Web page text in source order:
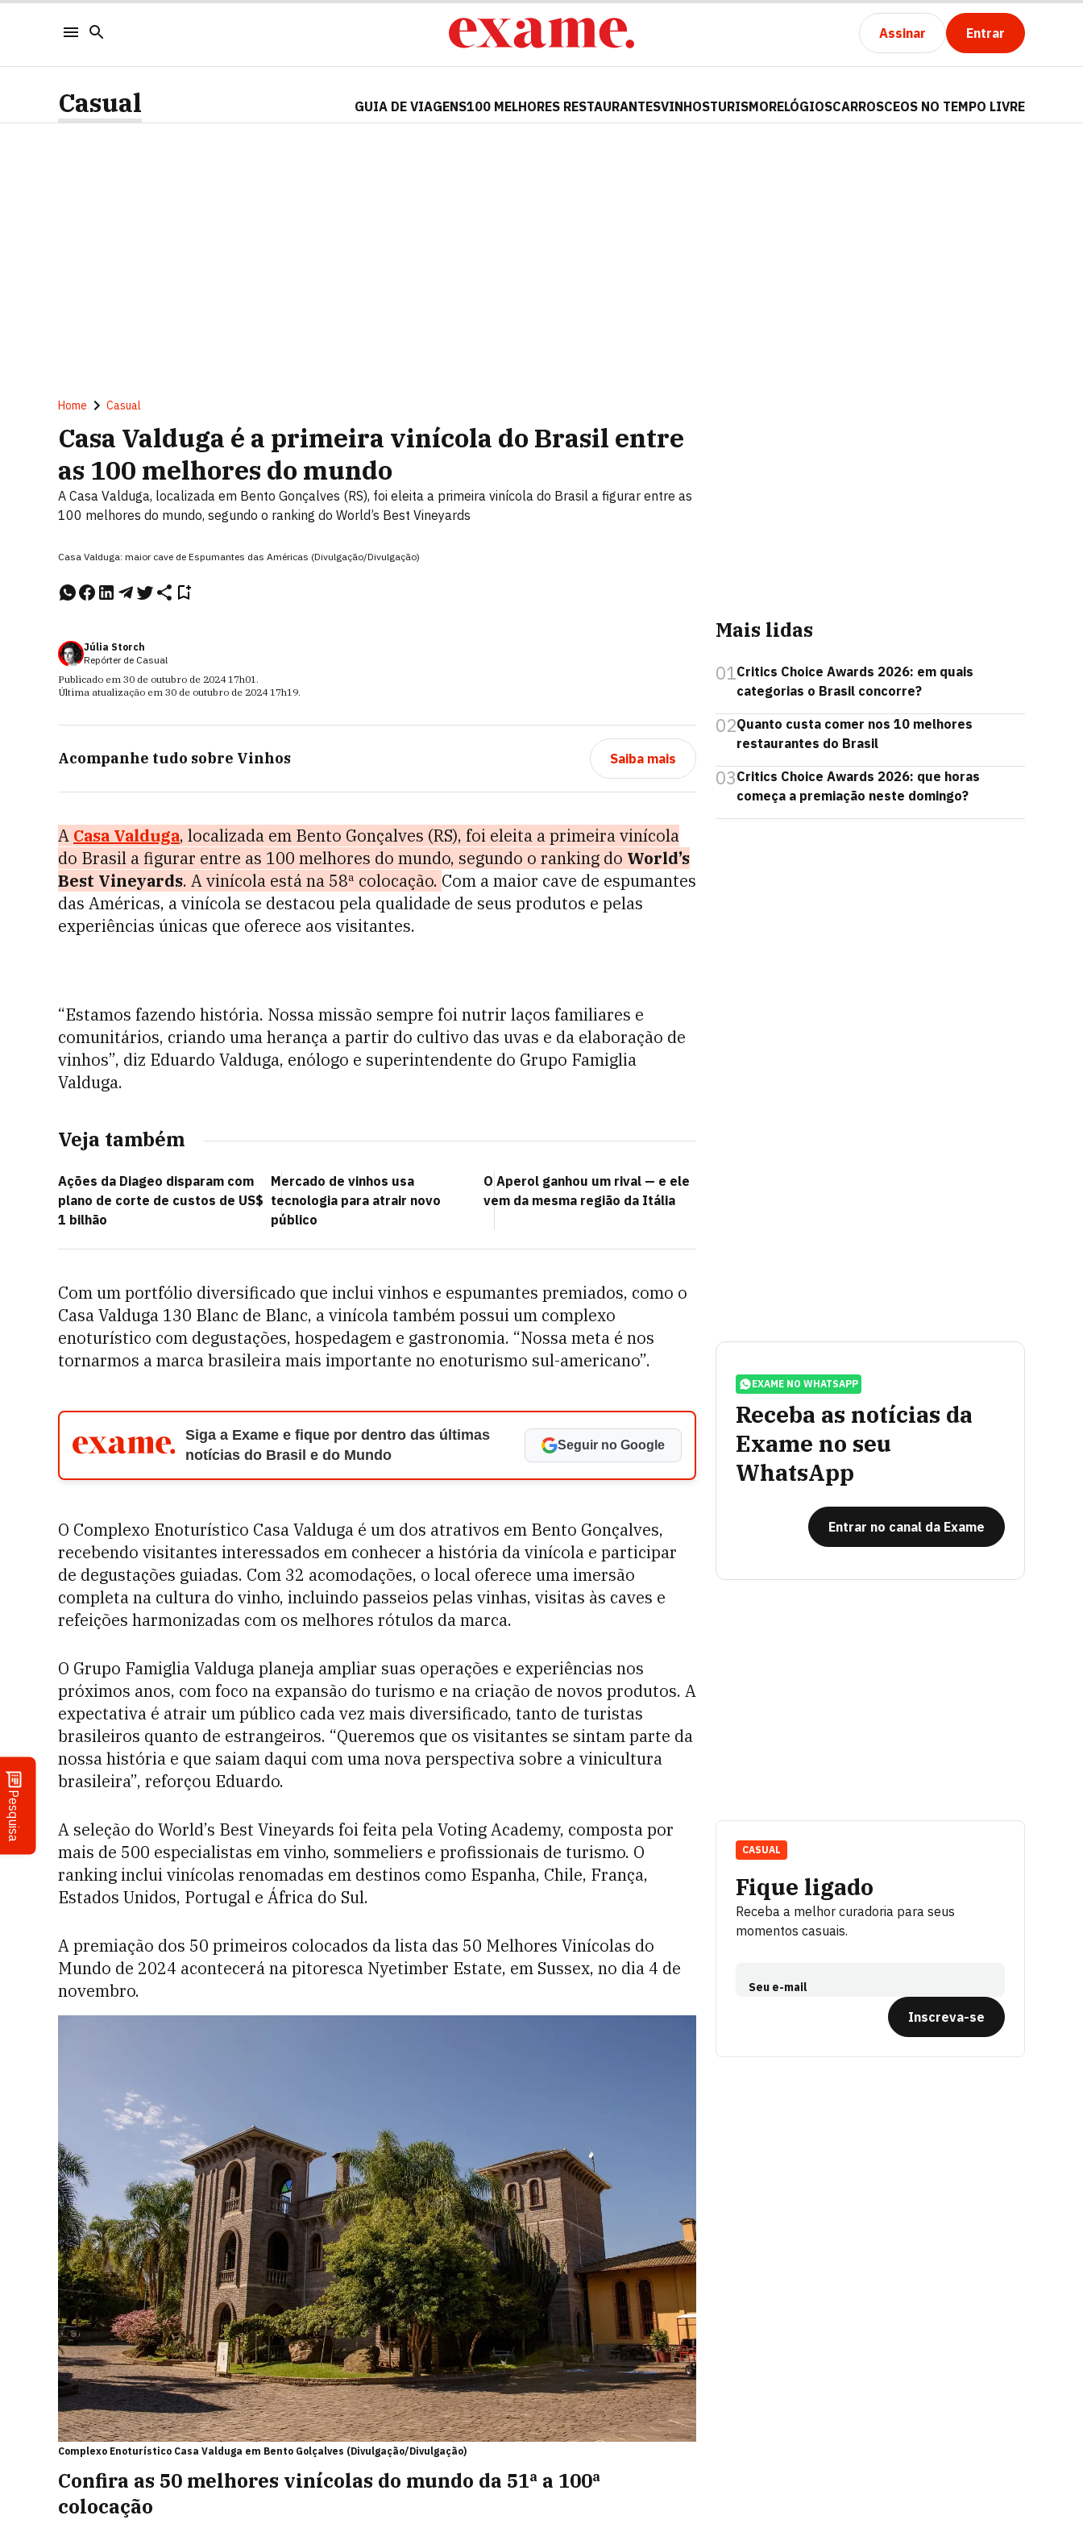
Assinar Entrar
Pesquisa
Casual GUIA DE VIAGENS100 MELHORES RESTAURANTESVINHOSTURISMORELÓGIOSCARROSCEOS NO TEMPO LIVRE
Home Casual
Casa Valduga é a primeira vinícola do Brasil entre
as 100 melhores do mundo
A Casa Valduga, localizada em Bento Gonçalves (RS), foi eleita a primeira vinícola do Brasil a figurar entre as
100 melhores do mundo, segundo o ranking do World’s Best Vineyards
Casa Valduga: maior cave de Espumantes das Américas (Divulgação/Divulgação)
Júlia Storch
Repórter de Casual
Publicado em 30 de outubro de 2024 17h01.
Última atualização em 30 de outubro de 2024 17h19.
Acompanhe tudo sobre Vinhos Saiba mais
A Casa Valduga, localizada em Bento Gonçalves (RS), foi eleita a primeira vinícola
do Brasil a figurar entre as 100 melhores do mundo, segundo o ranking do World’s
Best Vineyards. A vinícola está na 58ª colocação. Com a maior cave de espumantes
das Américas, a vinícola se destacou pela qualidade de seus produtos e pelas
experiências únicas que oferece aos visitantes.
“Estamos fazendo história. Nossa missão sempre foi nutrir laços familiares e
comunitários, criando uma herança a partir do cultivo das uvas e da elaboração de
vinhos”, diz Eduardo Valduga, enólogo e superintendente do Grupo Famiglia
Valduga.
Veja também
Ações da Diageo disparam com
plano de corte de custos de US$
1 bilhão
Mercado de vinhos usa
tecnologia para atrair novo
público
O Aperol ganhou um rival — e ele
vem da mesma região da Itália
Com um portfólio diversificado que inclui vinhos e espumantes premiados, como o
Casa Valduga 130 Blanc de Blanc, a vinícola também possui um complexo
enoturístico com degustações, hospedagem e gastronomia. “Nossa meta é nos
tornarmos a marca brasileira mais importante no enoturismo sul-americano”.
Siga a Exame e fique por dentro das últimas
notícias do Brasil e do Mundo
Seguir no Google
O Complexo Enoturístico Casa Valduga é um dos atrativos em Bento Gonçalves,
recebendo visitantes interessados em conhecer a história da vinícola e participar
de degustações guiadas. Com 32 acomodações, o local oferece uma imersão
completa na cultura do vinho, incluindo passeios pelas vinhas, visitas às caves e
refeições harmonizadas com os melhores rótulos da marca.
O Grupo Famiglia Valduga planeja ampliar suas operações e experiências nos
próximos anos, com foco na expansão do turismo e na criação de novos produtos. A
expectativa é atrair um público cada vez mais diversificado, tanto de turistas
brasileiros quanto de estrangeiros. “Queremos que os visitantes se sintam parte da
nossa história e que saiam daqui com uma nova perspectiva sobre a vinicultura
brasileira”, reforçou Eduardo.
A seleção do World’s Best Vineyards foi feita pela Voting Academy, composta por
mais de 500 especialistas em vinho, sommeliers e profissionais de turismo. O
ranking inclui vinícolas renomadas em destinos como Espanha, Chile, França,
Estados Unidos, Portugal e África do Sul.
A premiação dos 50 primeiros colocados da lista das 50 Melhores Vinícolas do
Mundo de 2024 acontecerá na pitoresca Nyetimber Estate, em Sussex, no dia 4 de
novembro.
Complexo Enoturístico Casa Valduga em Bento Golçalves (Divulgação/Divulgação)
Confira as 50 melhores vinícolas do mundo da 51ª a 100ª
colocação
Mais lidas
01Critics Choice Awards 2026: em quais
categorias o Brasil concorre?
02Quanto custa comer nos 10 melhores
restaurantes do Brasil
03Critics Choice Awards 2026: que horas
começa a premiação neste domingo?
EXAME NO WHATSAPP
Receba as notícias da
Exame no seu
WhatsApp
Entrar no canal da Exame
Fique ligado
Receba a melhor curadoria para seus
momentos casuais.
Seu e-mail
Inscreva-se
CASUAL